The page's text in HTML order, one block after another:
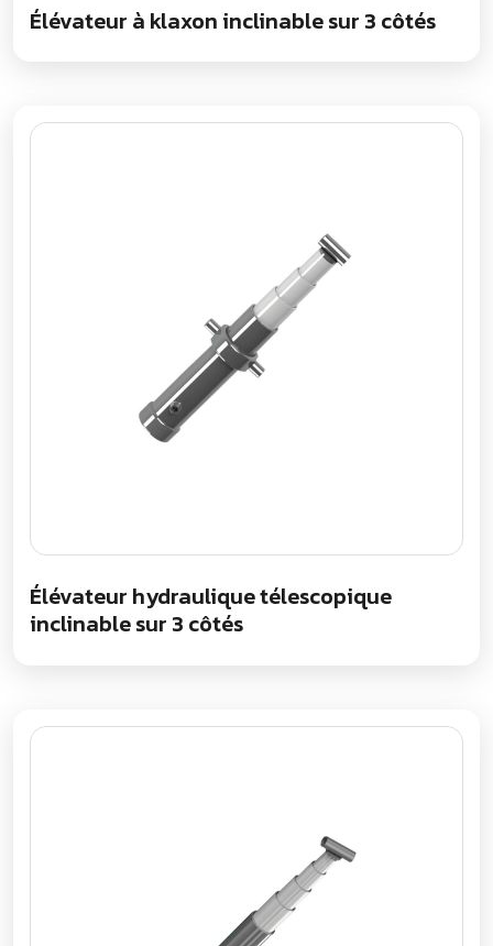
Élévateur à klaxon inclinable sur 3 côtés
Élévateur hydraulique télescopique
inclinable sur 3 côtés